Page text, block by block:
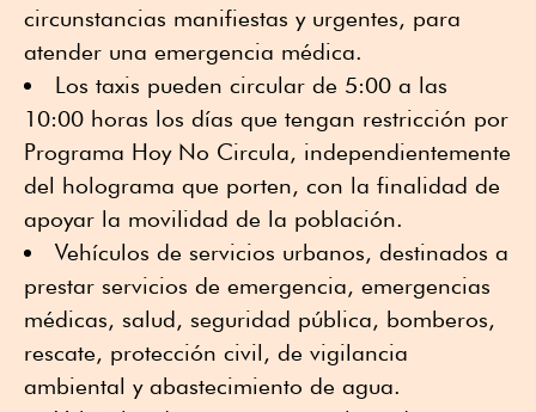
circunstancias manifiestas y urgentes, para
atender una emergencia médica.
Los taxis pueden circular de 5:00 a las
10:00 horas los días que tengan restricción por
Programa Hoy No Circula, independientemente
del holograma que porten, con la finalidad de
apoyar la movilidad de la población.
Vehículos de servicios urbanos, destinados a
prestar servicios de emergencia, emergencias
médicas, salud, seguridad pública, bomberos,
rescate, protección civil, de vigilancia
ambiental y abastecimiento de agua.